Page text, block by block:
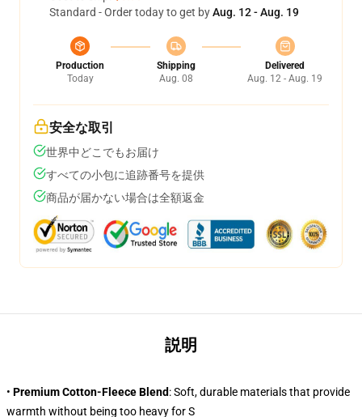
Standard - Order today to get byAug. 12 - Aug. 19
Production
Today
Shipping
Aug. 08
Delivered
Aug. 12 - Aug. 19
安全な取引
世界中どこでもお届け
すべての小包に追跡番号を提供
商品が届かない場合は全額返金
説明
• Premium Cotton-Fleece Blend: Soft, durable materials that provide
warmth without being too heavy for S